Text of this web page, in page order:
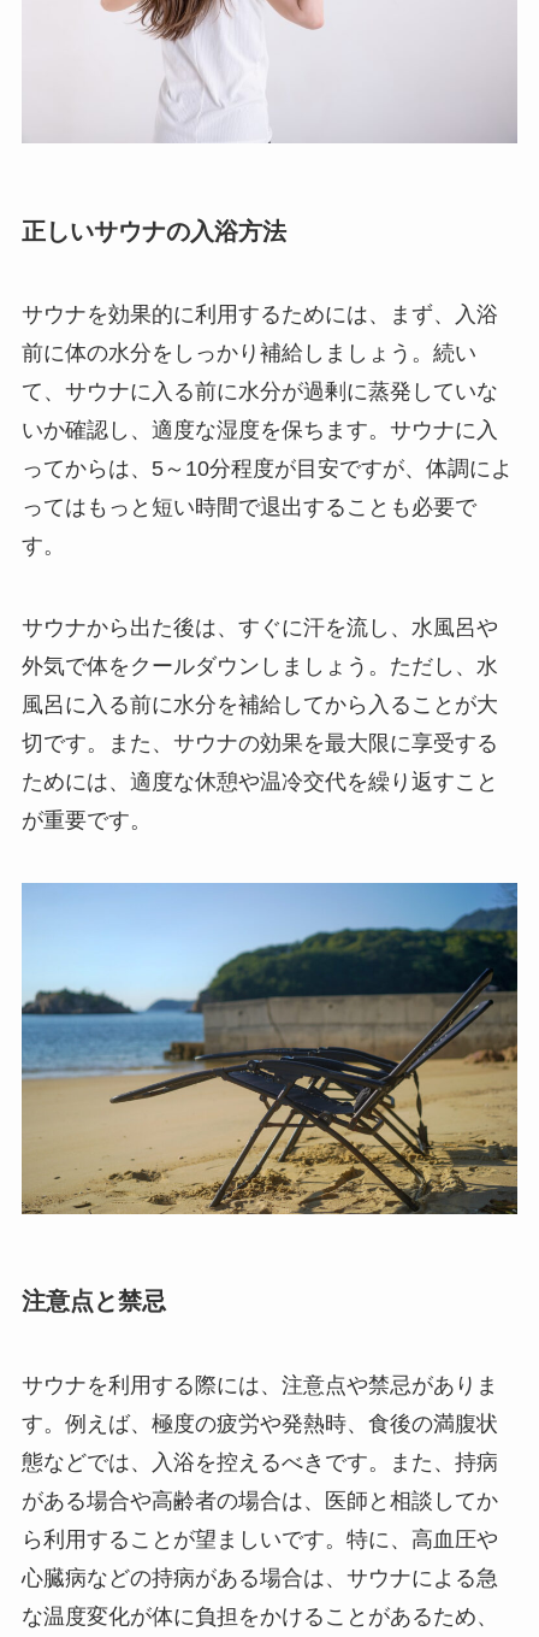
正しいサウナの入浴方法
サウナを効果的に利用するためには、まず、入浴
前に体の水分をしっかり補給しましょう。続い
て、サウナに入る前に水分が過剰に蒸発していな
いか確認し、適度な湿度を保ちます。サウナに入
ってからは、5～10分程度が目安ですが、体調によ
ってはもっと短い時間で退出することも必要で
す。
サウナから出た後は、すぐに汗を流し、水風呂や
外気で体をクールダウンしましょう。ただし、水
風呂に入る前に水分を補給してから入ることが大
切です。また、サウナの効果を最大限に享受する
ためには、適度な休憩や温冷交代を繰り返すこと
が重要です。
注意点と禁忌
サウナを利用する際には、注意点や禁忌がありま
す。例えば、極度の疲労や発熱時、食後の満腹状
態などでは、入浴を控えるべきです。また、持病
がある場合や高齢者の場合は、医師と相談してか
ら利用することが望ましいです。特に、高血圧や
心臓病などの持病がある場合は、サウナによる急
な温度変化が体に負担をかけることがあるため、